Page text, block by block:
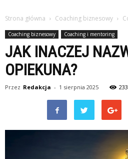
Strona główna Coaching biznesowy
Coaching biznesowy Coaching i mentoring
JAK INACZEJ
OPIEKUNA?
Przez Redakcja - 1 sierpnia 2025 233